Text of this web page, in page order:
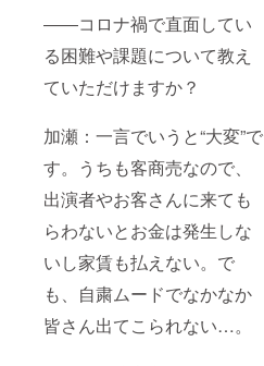
――コロナ禍で直面してい
る困難や課題について教え
ていただけますか？
加瀬：一言でいうと“大変”で
す。うちも客商売なので、
出演者やお客さんに来ても
らわないとお金は発生しな
いし家賃も払えない。で
も、自粛ムードでなかなか
皆さん出てこられない…。